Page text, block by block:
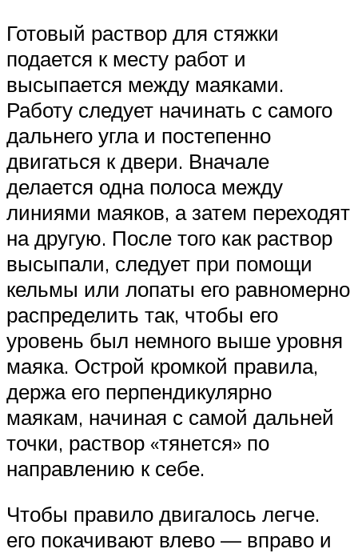
Готовый раствор для стяжки
подается к месту работ и
высыпается между маяками.
Работу следует начинать с самого
дальнего угла и постепенно
двигаться к двери. Вначале
делается одна полоса между
линиями маяков, а затем переходят
на другую. После того как раствор
высыпали, следует при помощи
кельмы или лопаты его равномерно
распределить так, чтобы его
уровень был немного выше уровня
маяка. Острой кромкой правила,
держа его перпендикулярно
маякам, начиная с самой дальней
точки, раствор «тянется» по
направлению к себе.
Чтобы правило двигалось легче.
его покачивают влево — вправо и